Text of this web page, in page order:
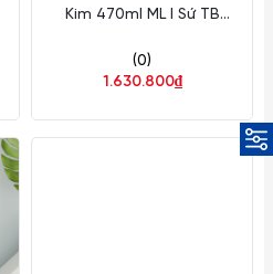
Kim 470ml ML I Sứ TB
(0)
1.630.800₫